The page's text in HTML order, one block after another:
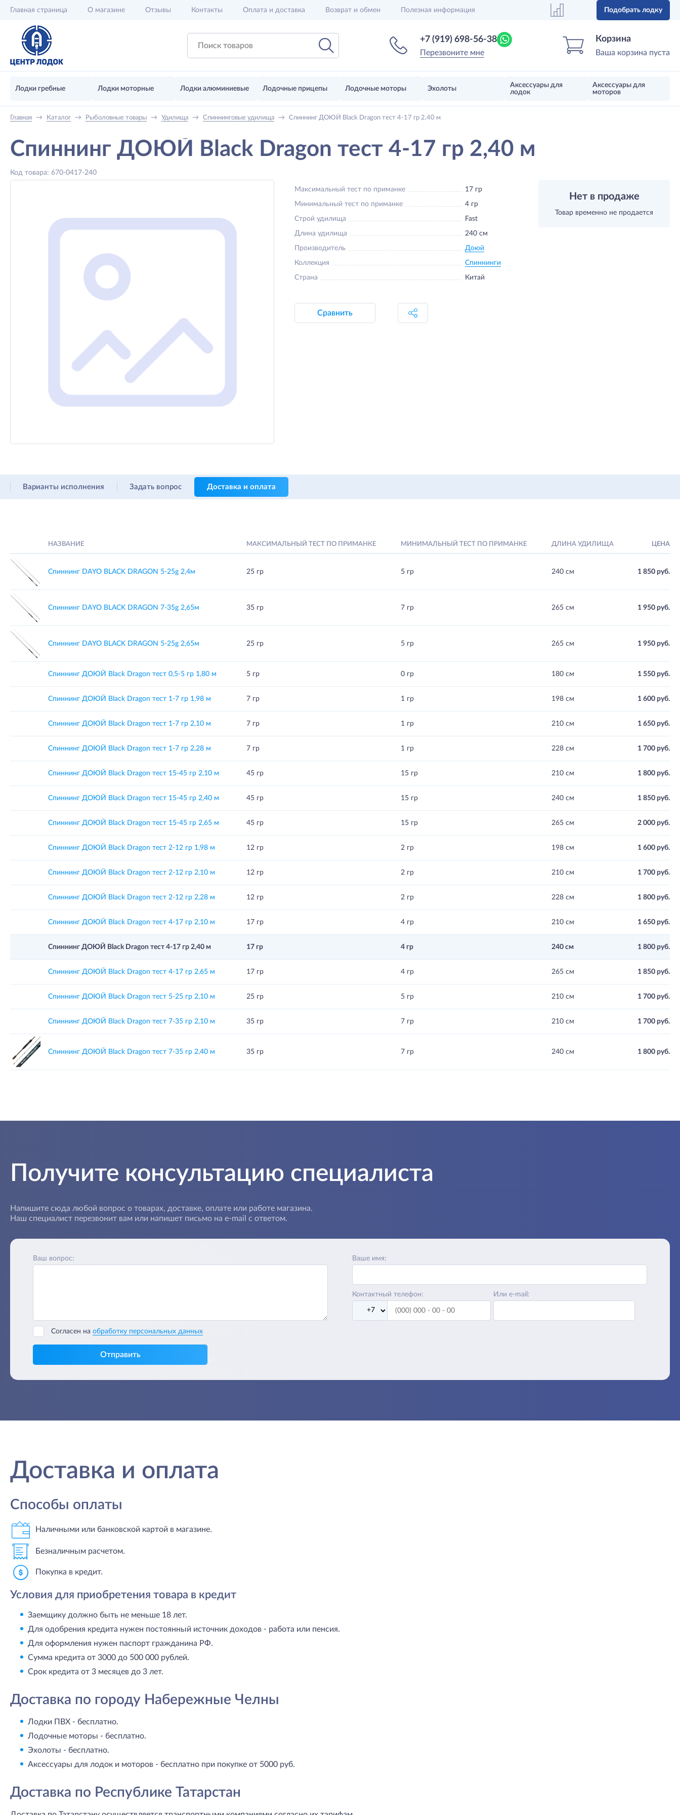
Главная страница О магазине Отзывы Контакты Оплата и доставка Возврат и обмен Полезная информация Подобрать лодку
Корзина
Ваша корзина пуста
+7 (919) 698-56-38
Перезвоните мне
Лодки гребные Лодки моторные Лодки алюминиевые Лодочные прицепы Лодочные моторы Эхолоты
Аксессуары для
лодок
Аксессуары для
моторов
Главная → Каталог → Рыболовные товары → Удилища → Спиннинговые удилища → Спиннинг ДОЮЙ Black Dragon тест 4-17 гр 2,40 м
Спиннинг ДОЮЙ Black Dragon тест 4-17 гр 2,40 м
Код товара: 670-0417-240
Нет в продаже
Товар временно не продается
Максимальный тест по приманке 17 гр
Минимальный тест по приманке 4 гр
Строй удилища Fast
Длина удилища 240 см
Производитель Доюй
Коллекция Спиннинги
Страна Китай
Сравнить
Варианты исполнения Задать вопрос Доставка и оплата
НАЗВАНИЕ МАКСИМАЛЬНЫЙ ТЕСТ ПО ПРИМАНКЕ МИНИМАЛЬНЫЙ ТЕСТ ПО ПРИМАНКЕ ДЛИНА УДИЛИЩА ЦЕНА
Спиннинг DAYO BLACK DRAGON 5-25g 2,4м 25 гр 5 гр 240 см 1 850 руб.
Спиннинг DAYO BLACK DRAGON 7-35g 2,65м 35 гр 7 гр 265 см 1 950 руб.
Спиннинг DAYO BLACK DRAGON 5-25g 2,65м 25 гр 5 гр 265 см 1 950 руб.
Спиннинг ДОЮЙ Black Dragon тест 0,5-5 гр 1,80 м 5 гр 0 гр 180 см 1 550 руб.
Спиннинг ДОЮЙ Black Dragon тест 1-7 гр 1,98 м 7 гр 1 гр 198 см 1 600 руб.
Спиннинг ДОЮЙ Black Dragon тест 1-7 гр 2,10 м 7 гр 1 гр 210 см 1 650 руб.
Спиннинг ДОЮЙ Black Dragon тест 1-7 гр 2,28 м 7 гр 1 гр 228 см 1 700 руб.
Спиннинг ДОЮЙ Black Dragon тест 15-45 гр 2,10 м 45 гр 15 гр 210 см 1 800 руб.
Спиннинг ДОЮЙ Black Dragon тест 15-45 гр 2,40 м 45 гр 15 гр 240 см 1 850 руб.
Спиннинг ДОЮЙ Black Dragon тест 15-45 гр 2,65 м 45 гр 15 гр 265 см 2 000 руб.
Спиннинг ДОЮЙ Black Dragon тест 2-12 гр 1,98 м 12 гр 2 гр 198 см 1 600 руб.
Спиннинг ДОЮЙ Black Dragon тест 2-12 гр 2,10 м 12 гр 2 гр 210 см 1 700 руб.
Спиннинг ДОЮЙ Black Dragon тест 2-12 гр 2,28 м 12 гр 2 гр 228 см 1 800 руб.
Спиннинг ДОЮЙ Black Dragon тест 4-17 гр 2,10 м 17 гр 4 гр 210 см 1 650 руб.
Спиннинг ДОЮЙ Black Dragon тест 4-17 гр 2,40 м 17 гр 4 гр 240 см 1 800 руб.
Спиннинг ДОЮЙ Black Dragon тест 4-17 гр 2,65 м 17 гр 4 гр 265 см 1 850 руб.
Спиннинг ДОЮЙ Black Dragon тест 5-25 гр 2,10 м 25 гр 5 гр 210 см 1 700 руб.
Спиннинг ДОЮЙ Black Dragon тест 7-35 гр 2,10 м 35 гр 7 гр 210 см 1 700 руб.
Спиннинг ДОЮЙ Black Dragon тест 7-35 гр 2,40 м 35 гр 7 гр 240 см 1 800 руб.
Получите консультацию специалиста
Напишите сюда любой вопрос о товарах, доставке, оплате или работе магазина.
Наш специалист перезвонит вам или напишет письмо на e-mail с ответом.
Ваш вопрос: Ваше имя:
Контактный телефон: Или e-mail:
Согласен на обработку персональных данных
Отправить
Доставка и оплата
Способы оплаты
Наличными или банковской картой в магазине.
Безналичным расчетом.
Покупка в кредит.
Условия для приобретения товара в кредит
Заемщику должно быть не меньше 18 лет.
Для одобрения кредита нужен постоянный источник доходов - работа или пенсия.
Для оформления нужен паспорт гражданина РФ.
Сумма кредита от 3000 до 500 000 рублей.
Срок кредита от 3 месяцев до 3 лет.
Доставка по городу Набережные Челны
Лодки ПВХ - бесплатно.
Лодочные моторы - бесплатно.
Эхолоты - бесплатно.
Аксессуары для лодок и моторов - бесплатно при покупке от 5000 руб.
Доставка по Республике Татарстан